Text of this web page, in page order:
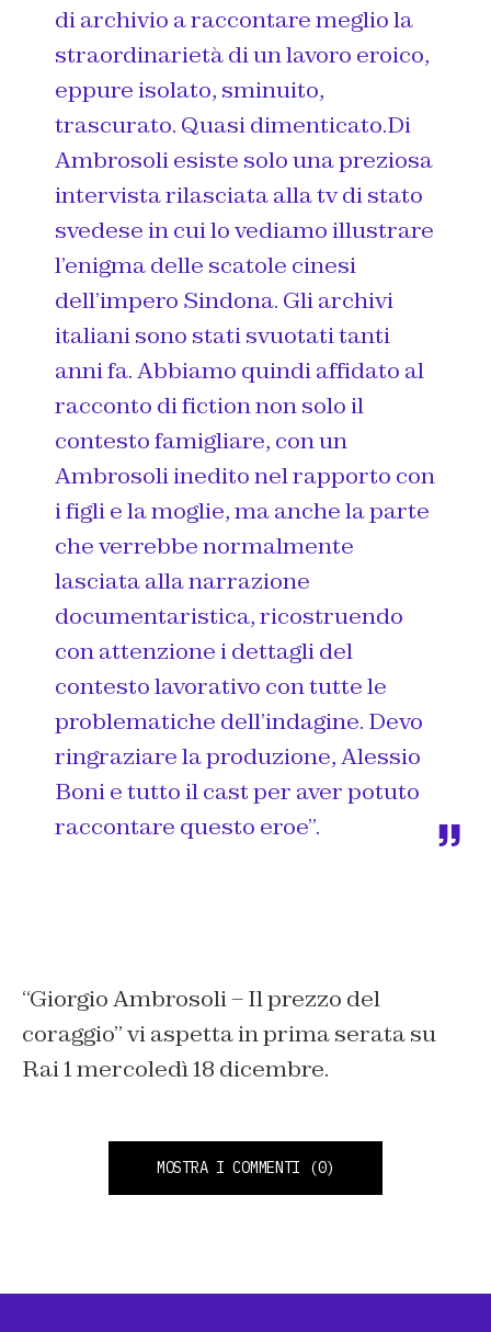
di archivio a raccontare meglio la
straordinarietà di un lavoro eroico,
eppure isolato, sminuito,
trascurato. Quasi dimenticato.Di
Ambrosoli esiste solo una preziosa
intervista rilasciata alla tv di stato
svedese in cui lo vediamo illustrare
l’enigma delle scatole cinesi
dell’impero Sindona. Gli archivi
italiani sono stati svuotati tanti
anni fa. Abbiamo quindi affidato al
racconto di fiction non solo il
contesto famigliare, con un
Ambrosoli inedito nel rapporto con
i figli e la moglie, ma anche la parte
che verrebbe normalmente
lasciata alla narrazione
documentaristica, ricostruendo
con attenzione i dettagli del
contesto lavorativo con tutte le
problematiche dell’indagine. Devo
ringraziare la produzione, Alessio
Boni e tutto il cast per aver potuto
raccontare questo eroe”.
“Giorgio Ambrosoli – Il prezzo del
coraggio” vi aspetta in prima serata su
Rai 1 mercoledì 18 dicembre.
MOSTRA I COMMENTI (0)